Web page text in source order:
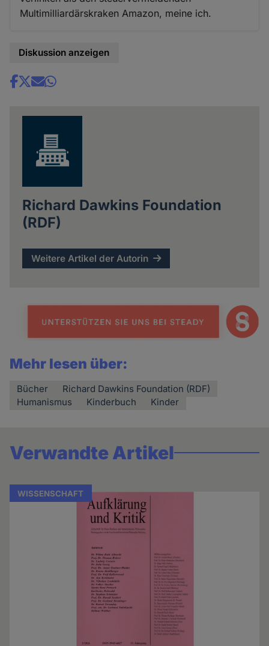
Multimilliardärskraken Amazon, meine ich.
Diskussion anzeigen
Share
Richard Dawkins Foundation
(RDF)
Weitere Artikel der Autorin
Mehr lesen über:
Bücher
Richard Dawkins Foundation (RDF)
Humanismus
Kinderbuch Kinder
Verwandte Artikel
WISSENSCHAFT